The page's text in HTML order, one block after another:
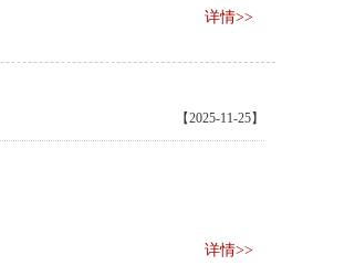
详情>>
【2025-11-25】
详情>>